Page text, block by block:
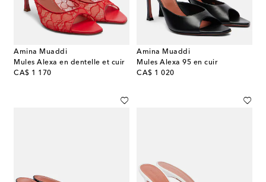
Amina Muaddi
Mules Alexa en dentelle et cuir
CA$ 1 170
original price
Amina Muaddi
Mules Alexa 95 en cuir
CA$ 1 020
original price